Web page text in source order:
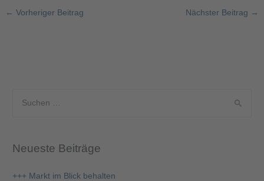
← Vorheriger Beitrag Nächster Beitrag →
hNeueste Beiträge
+++ Markt im Blick behalten